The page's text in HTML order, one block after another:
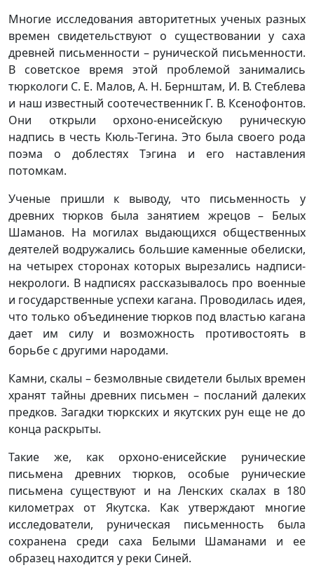
Многие исследования авторитетных ученых разных
времен свидетельствуют о существовании у саха
древней письменности – рунической письменности.
В советское время этой проблемой занимались
тюркологи С. Е. Малов, А. Н. Бернштам, И. В. Стеблева
и наш известный соотечественник Г. В. Ксенофонтов.
Они открыли орхоно-енисейскую руническую
надпись в честь Кюль-Тегина. Это была своего рода
поэма о доблестях Тэгина и его наставления
потомкам.
Ученые пришли к выводу, что письменность у
древних тюрков была занятием жрецов – Белых
Шаманов. На могилах выдающихся общественных
деятелей водружались большие каменные обелиски,
на четырех сторонах которых вырезались надписи-
некрологи. В надписях рассказывалось про военные
и государственные успехи кагана. Проводилась идея,
что только объединение тюрков под властью кагана
дает им силу и возможность противостоять в
борьбе с другими народами.
Камни, скалы – безмолвные свидетели былых времен
хранят тайны древних письмен – посланий далеких
предков. Загадки тюркских и якутских рун еще не до
конца раскрыты.
Такие же, как орхоно-енисейские рунические
письмена древних тюрков, особые рунические
письмена существуют и на Ленских скалах в 180
километрах от Якутска. Как утверждают многие
исследователи, руническая письменность была
сохранена среди саха Белыми Шаманами и ее
образец находится у реки Синей.